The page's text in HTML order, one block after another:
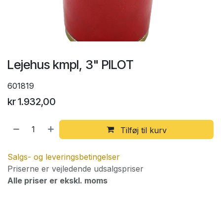
Lejehus kmpl, 3" PILOT
601819
kr1.932,00
Tilføj til kurv
Salgs- og leveringsbetingelser
Priserne er vejledende udsalgspriser
Alle priser er ekskl. moms